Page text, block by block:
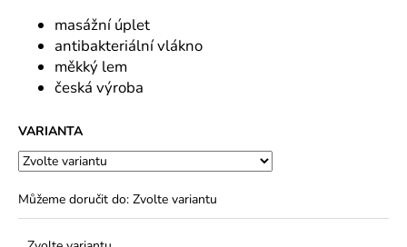
masážní úplet
antibakteriální vlákno
měkký lem
česká výroba
VARIANTA
Můžeme doručit do: Zvolte variantu